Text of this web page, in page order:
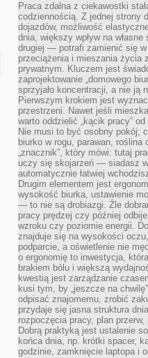
Praca zdalna z ciekawostki
codziennością. Z jednej strony
dojazdów, możliwość
dnia, większy wpływ na
drugiej — potrafi zamienić się w
przeciążenia i mieszania życia
prywatnym. Kluczem jest
zaprojektowanie „domowego
sprzyjało koncentracji, a nie ją
Pierwszym krokiem jest
przestrzeni. Nawet jeśli
warto oddzielić „kącik pracy”
Nie musi to być osobny pokój;
biurko w rogu, parawan, roślina
„znacznik”, który mówi: tutaj
uczy się skojarzeń — siadasz
automatycznie łatwiej
Drugim elementem jest
wysokość biurka, ustawienie
— to nie są drobiazgi. Źle
pracy prędzej czy później
wzroku czy poziomie energii.
znajduje się na wysokości
podparcie, a oświetlenie nie
o ergonomię to inwestycja,
brakiem bólu i większą
kwestią jest zarządzanie
kusi tym, by „jeszcze na
odpisać znajomemu, zrobić
przydaje się jasna struktura
rozpoczęcia pracy, plan
Dobrą praktyką jest ustalenie
końca dnia, np. krótki spacer,
godzinie, zamknięcie laptopa i